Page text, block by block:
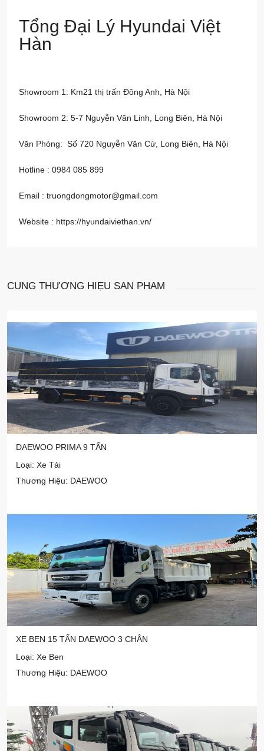
Tổng Đại Lý Hyundai Việt
Hàn
Showroom 1: Km21 thị trấn Đông Anh, Hà Nội
Showroom 2: 5-7 Nguyễn Văn Linh, Long Biên, Hà Nội
Văn Phòng: Số 720 Nguyễn Văn Cừ, Long Biên, Hà Nội
Hotline : 0984 085 899
Email : truongdongmotor@gmail.com
Website : https://hyundaiviethan.vn/
CÙNG THƯƠNG HIỆU SẢN PHẨM
DAEWOO PRIMA 9 TẤN
Loại: Xe Tải
Thương Hiệu: DAEWOO
XE BEN 15 TẤN DAEWOO 3 CHÂN
Loại: Xe Ben
Thương Hiệu: DAEWOO